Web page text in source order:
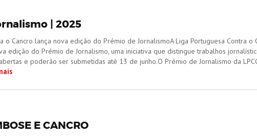
| 2025
o Cancro lança nova edição do Prémio de JornalismoA Liga Portuguesa Contra o
edição do Prémio de Jornalismo, uma iniciativa que distingue trabalhos
e poderão ser submetidas até 13 de junho.O Prémio de Jornalismo da
E CANCRO